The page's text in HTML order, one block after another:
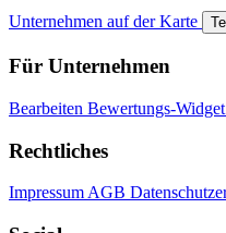
Unternehmen auf der Karte
Für Unternehmen
Bearbeiten Bewertungs-Widget
Rechtliches
Impressum AGB